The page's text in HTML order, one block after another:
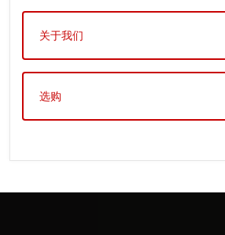
关于我们
选购